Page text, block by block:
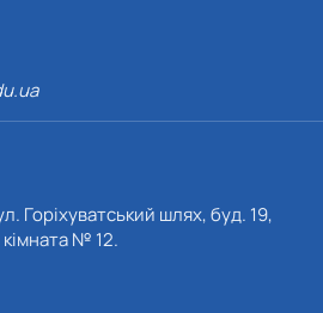
Горіхуватський шлях, буд. 19,
№ 12.